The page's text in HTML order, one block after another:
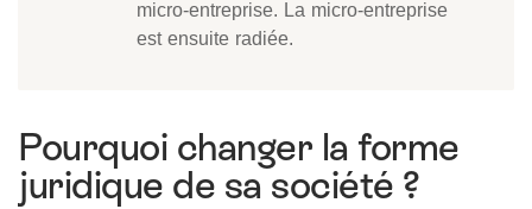
micro-entreprise. La micro-entreprise
est ensuite radiée.
Pourquoi changer la forme
juridique de sa société ?